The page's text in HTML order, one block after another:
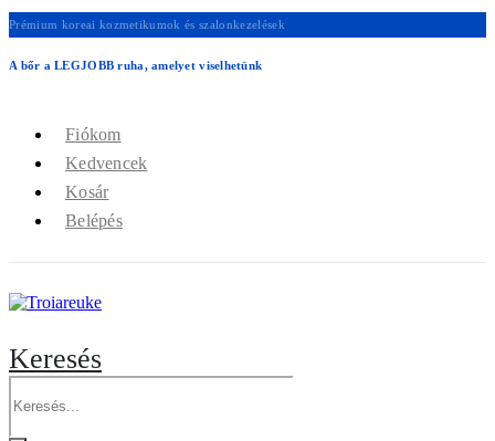
Prémium koreai kozmetikumok és szalonkezelések
A bőr a LEGJOBB ruha, amelyet viselhetünk
Fiókom
Kedvencek
Kosár
Belépés
Keresés